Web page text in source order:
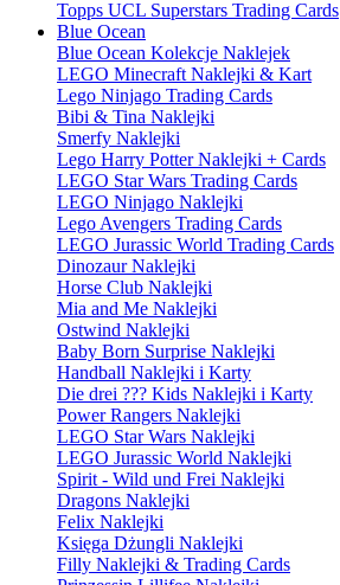
Topps UCL Superstars Trading Cards
Blue Ocean
Blue Ocean Kolekcje Naklejek
LEGO Minecraft Naklejki & Kart
Lego Ninjago Trading Cards
Bibi & Tina Naklejki
Smerfy Naklejki
Lego Harry Potter Naklejki + Cards
LEGO Star Wars Trading Cards
LEGO Ninjago Naklejki
Lego Avengers Trading Cards
LEGO Jurassic World Trading Cards
Dinozaur Naklejki
Horse Club Naklejki
Mia and Me Naklejki
Ostwind Naklejki
Baby Born Surprise Naklejki
Handball Naklejki i Karty
Die drei ??? Kids Naklejki i Karty
Power Rangers Naklejki
LEGO Star Wars Naklejki
LEGO Jurassic World Naklejki
Spirit - Wild und Frei Naklejki
Dragons Naklejki
Felix Naklejki
Księga Dżungli Naklejki
Filly Naklejki & Trading Cards